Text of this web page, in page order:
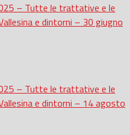
– Tutte le trattative e le
e dintorni – 30 giugno
– Tutte le trattative e le
e dintorni – 14 agosto